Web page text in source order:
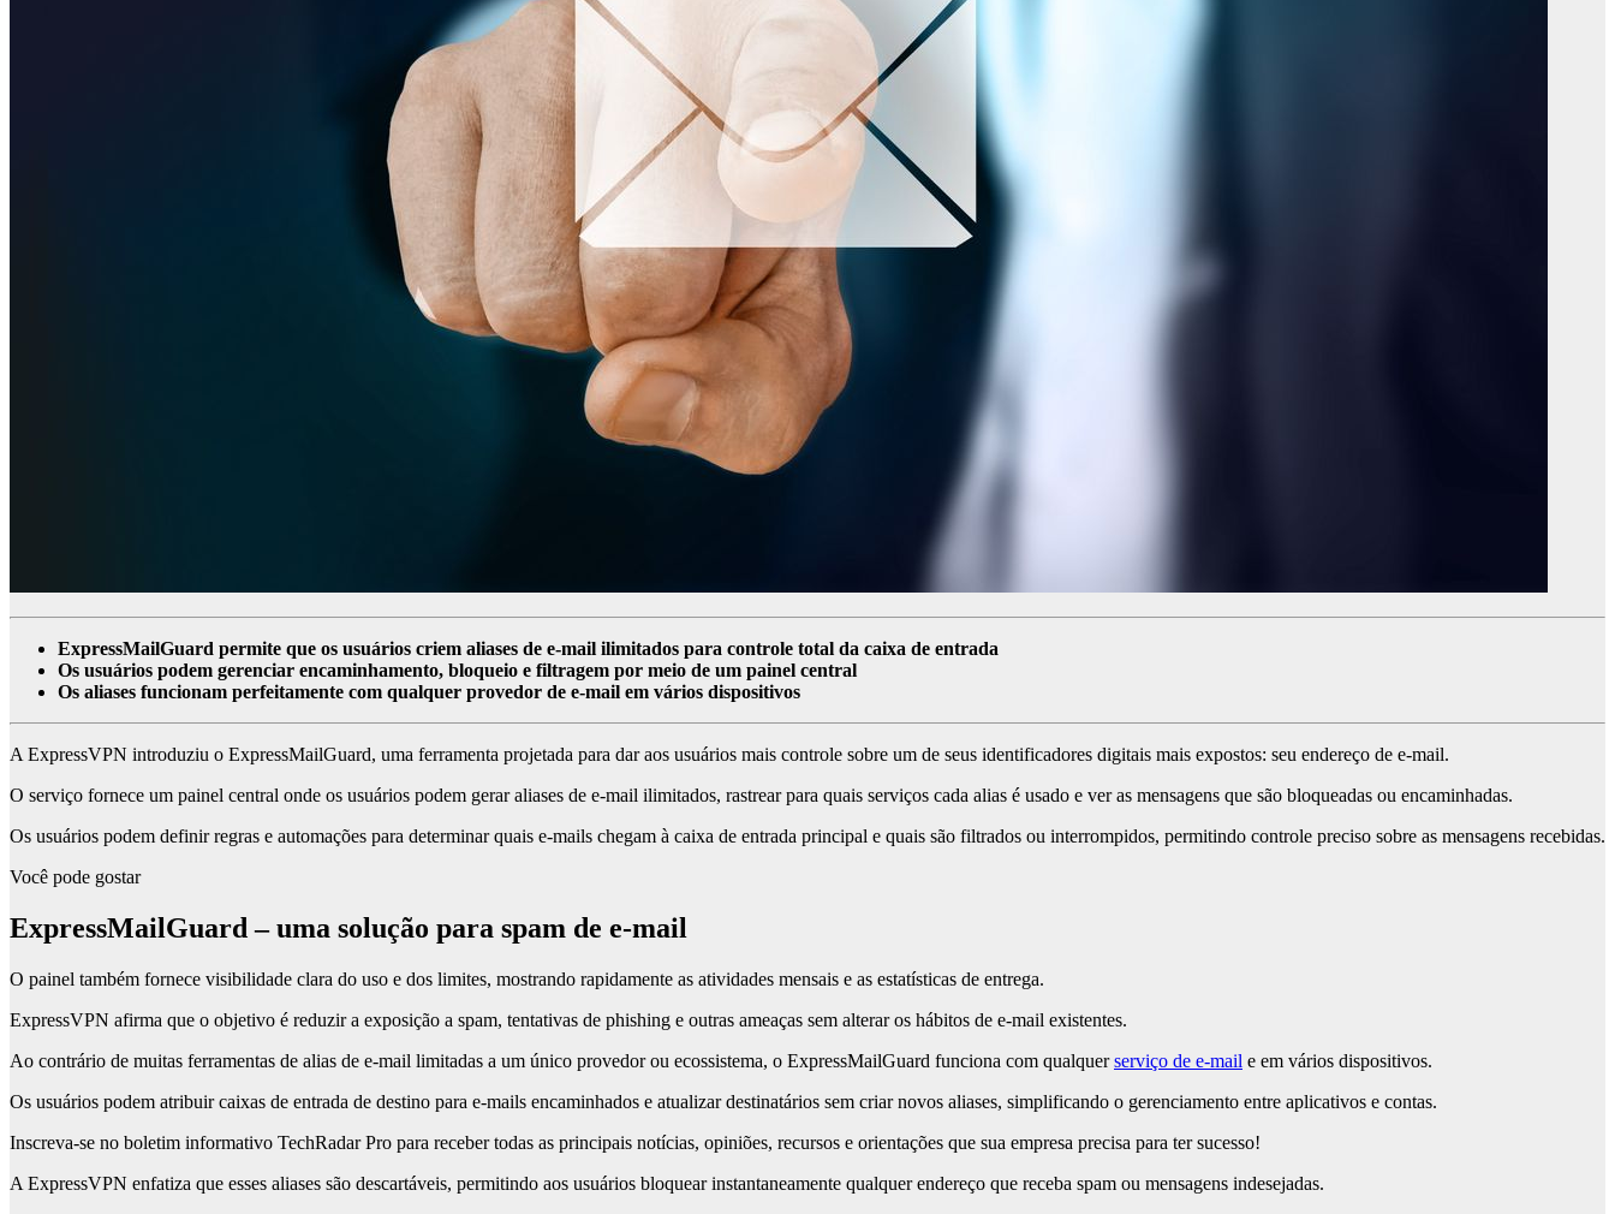
ExpressMailGuard permite que os usuários criem aliases de e-mail ilimitados para controle total da caixa de entrada
Os usuários podem gerenciar encaminhamento, bloqueio e filtragem por meio de um painel central
Os aliases funcionam perfeitamente com qualquer provedor de e-mail em vários dispositivos
A ExpressVPN introduziu o ExpressMailGuard, uma ferramenta projetada para dar aos usuários mais controle sobre um de seus identificadores digitais mais expostos: seu endereço de e-mail.
O serviço fornece um painel central onde os usuários podem gerar aliases de e-mail ilimitados, rastrear para quais serviços cada alias é usado e ver as mensagens que são bloqueadas ou encaminhadas.
Os usuários podem definir regras e automações para determinar quais e-mails chegam à caixa de entrada principal e quais são filtrados ou interrompidos, permitindo controle preciso sobre as mensagens recebidas.
Você pode gostar
ExpressMailGuard – uma solução para spam de e-mail
O painel também fornece visibilidade clara do uso e dos limites, mostrando rapidamente as atividades mensais e as estatísticas de entrega.
ExpressVPN afirma que o objetivo é reduzir a exposição a spam, tentativas de phishing e outras ameaças sem alterar os hábitos de e-mail existentes.
Ao contrário de muitas ferramentas de alias de e-mail limitadas a um único provedor ou ecossistema, o ExpressMailGuard funciona com qualquerserviço de e-mail e em vários dispositivos.
Os usuários podem atribuir caixas de entrada de destino para e-mails encaminhados e atualizar destinatários sem criar novos aliases, simplificando o gerenciamento entre aplicativos e contas.
Inscreva-se no boletim informativo TechRadar Pro para receber todas as principais notícias, opiniões, recursos e orientações que sua empresa precisa para ter sucesso!
A ExpressVPN enfatiza que esses aliases são descartáveis, permitindo aos usuários bloquear instantaneamente qualquer endereço que receba spam ou mensagens indesejadas.